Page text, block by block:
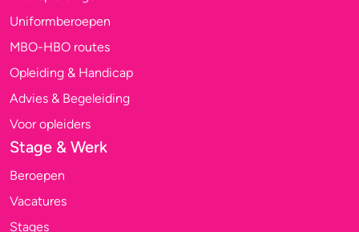
Uniformberoepen
MBO-HBO routes
Opleiding & Handicap
Advies & Begeleiding
Voor opleiders
Stage & Werk
Beroepen
Vacatures
Stages